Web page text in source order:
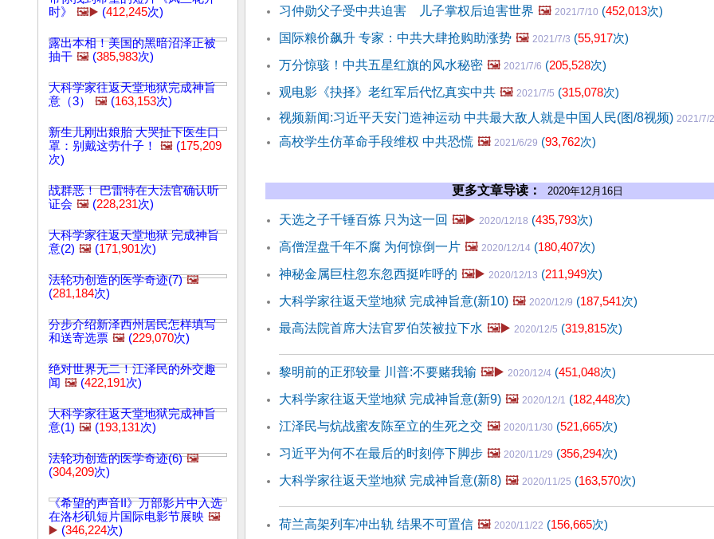
时》
🖼️▶️ (412,245次)
露出本相！美国的黑暗沼泽正被
抽干 🖼️ (385,983次)
大科学家往返天堂地狱完成神旨
意（3）
🖼️ (163,153次)
新生儿刚出娘胎 大哭扯下医生口
罩：别戴这劳什子！
🖼️ (175,209
次)
战群恶！ 巴雷特在大法官确认听
证会 🖼️ (228,231次)
大科学家往返天堂地狱 完成神旨
意(2) 🖼️ (171,901次)
法轮功创造的医学奇迹(7) 🖼️
(281,184次)
分步介绍新泽西州居民怎样填写
和送寄选票 🖼️ (229,070次)
绝对世界无二！江泽民的外交趣
闻 🖼️ (422,191次)
大科学家往返天堂地狱完成神旨
意(1) 🖼️ (193,131次)
法轮功创造的医学奇迹(6) 🖼️
(304,209次)
《希望的声音II》万部影片中入选
在洛杉矶短片国际电影节展映 🖼️
▶️ (346,224次)
习仲勋父子受中共迫害 儿子掌权后迫害世界 🖼️ 2021/7/10 (452,013次)
国际粮价飙升 专家：中共大肆抢购助涨势 🖼️ 2021/7/3 (55,917次)
万分惊骇！中共五星红旗的风水秘密 🖼️ 2021/7/6 (205,528次)
观电影《抉择》老红军后代忆真实中共 🖼️ 2021/7/5 (315,078次)
视频新闻:习近平天安门造神运动 中共最大敌人就是中国人民(图/8视频) 2021/7/2
高校学生仿革命手段维权 中共恐慌 🖼️ 2021/6/29 (93,762次)
更多文章导读： 2020年12月16日
天选之子千锤百炼 只为这一回 🖼️▶️ 2020/12/18 (435,793次)
高僧涅盘千年不腐 为何惊倒一片 🖼️ 2020/12/14 (180,407次)
神秘金属巨柱忽东忽西挺咋呼的 🖼️▶️ 2020/12/13 (211,949次)
大科学家往返天堂地狱 完成神旨意(新10) 🖼️ 2020/12/9 (187,541次)
最高法院首席大法官罗伯茨被拉下水 🖼️▶️ 2020/12/5 (319,815次)
黎明前的正邪较量 川普:不要赌我输 🖼️▶️ 2020/12/4 (451,048次)
大科学家往返天堂地狱 完成神旨意(新9) 🖼️ 2020/12/1 (182,448次)
江泽民与炕战蜜友陈至立的生死之交 🖼️ 2020/11/30 (521,665次)
习近平为何不在最后的时刻停下脚步 🖼️ 2020/11/29 (356,294次)
大科学家往返天堂地狱 完成神旨意(新8) 🖼️ 2020/11/25 (163,570次)
荷兰高架列车冲出轨 结果不可置信 🖼️ 2020/11/22 (156,665次)